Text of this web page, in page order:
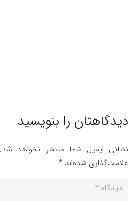
دیدگاهتان را بنویسید
نشانی ایمیل شما منتشر نخواهد شد.
علامت‌گذاری شده‌اند *